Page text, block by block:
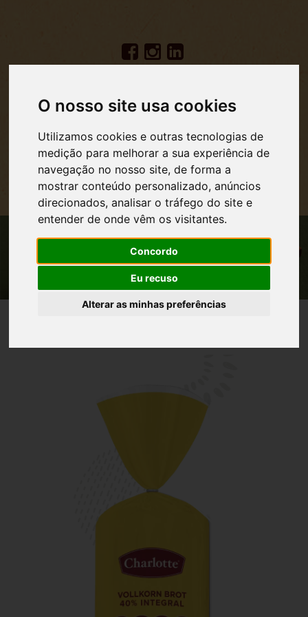
O nosso site usa cookies
Utilizamos cookies e outras tecnologias de
medição para melhorar a sua experiência de
navegação no nosso site, de forma a
mostrar conteúdo personalizado, anúncios
direcionados, analisar o tráfego do site e
entender de onde vêm os visitantes.
Concordo
Eu recuso
Alterar as minhas preferências
MENU DE NAVEGAÇÃO